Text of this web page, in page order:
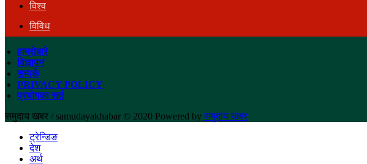
विश्व
विविध
हाम्रोबारे
विज्ञापन
सम्पर्क
PRIVACY POLICY
प्रयोगका सर्त
समुदाय खबर / samudayakhabar © 2020 Powered by समुदाय खबर
ट्रेन्डिङ
देश
अर्थ